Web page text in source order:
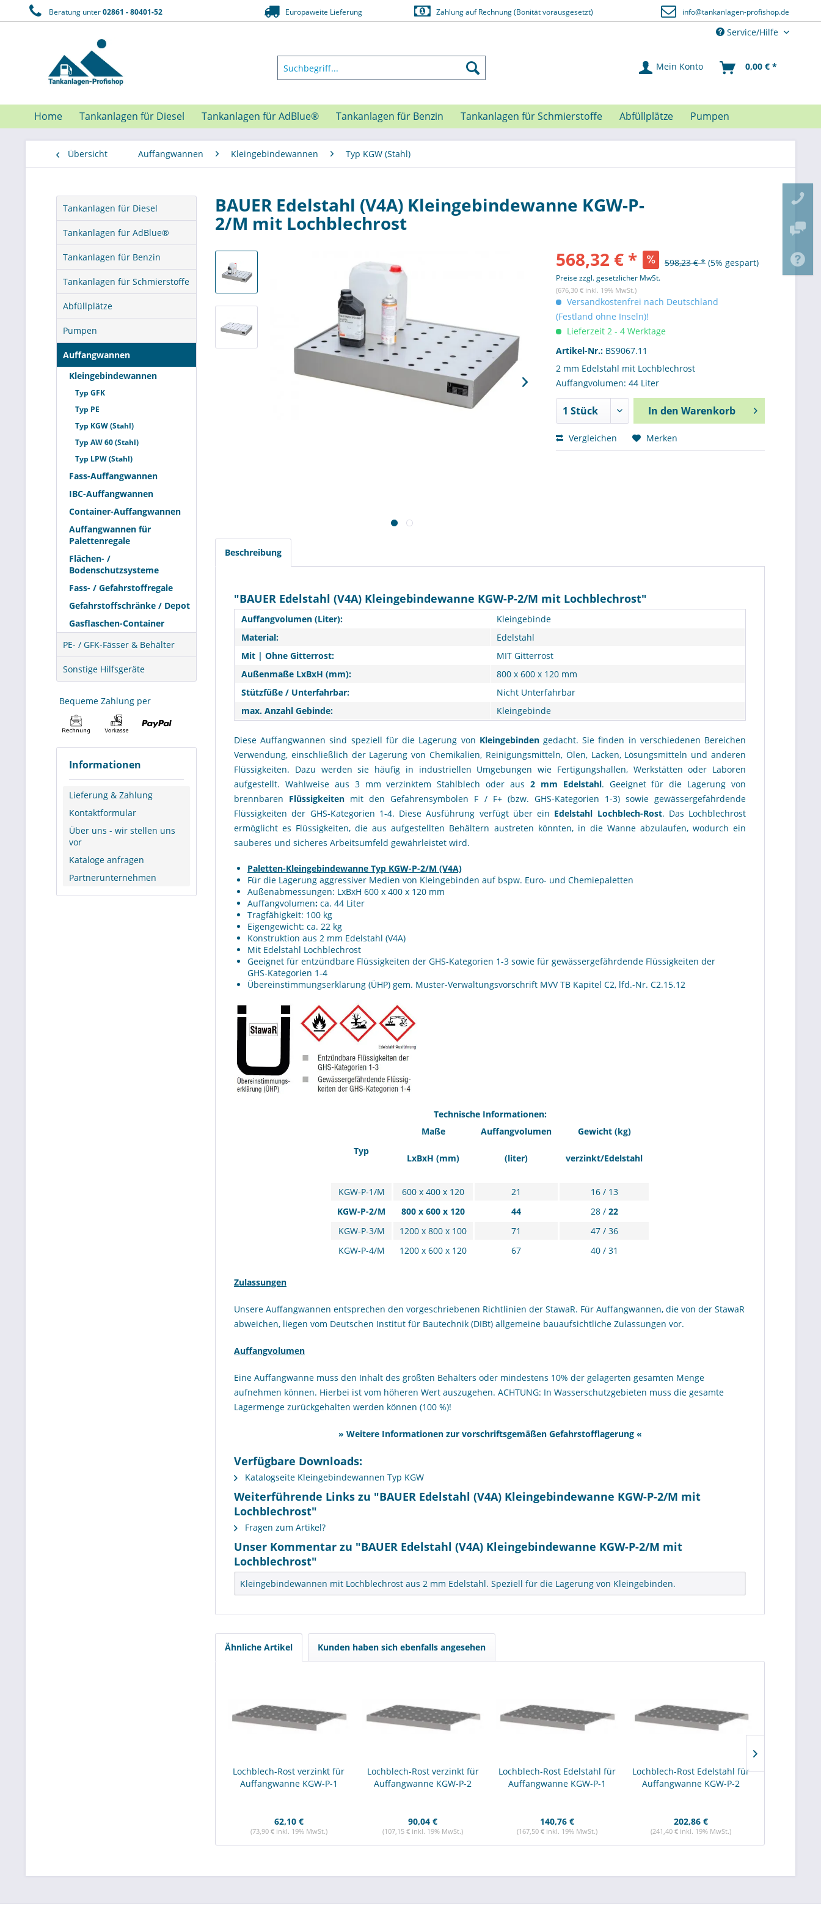
Beratung unter02861 - 80401-52 Europaweite Lieferung Zahlung auf Rechnung (Bonität vorausgesetzt) info@tankanlagen-profishop.de
Service/Hilfe
Mein Konto 0,00 € *
Home Tankanlagen für Diesel Tankanlagen für AdBlue® Tankanlagen für Benzin Tankanlagen für Schmierstoffe Abfüllplätze Pumpen
Übersicht Auffangwannen Kleingebindewannen Typ KGW (Stahl)
Tankanlagen für Diesel
Tankanlagen für AdBlue®
Tankanlagen für Benzin
Tankanlagen für Schmierstoffe
Abfüllplätze
Pumpen
Auffangwannen
Kleingebindewannen
Typ GFK
Typ PE
Typ KGW (Stahl)
Typ AW 60 (Stahl)
Typ LPW (Stahl)
Fass-Auffangwannen
IBC-Auffangwannen
Container-Auffangwannen
Auffangwannen für
Palettenregale
Flächen- /
Bodenschutzsysteme
Fass- / Gefahrstoffregale
Gefahrstoffschränke / Depot
Gasflaschen-Container
PE- / GFK-Fässer & Behälter
Sonstige Hilfsgeräte
Bequeme Zahlung per
Informationen
Lieferung & Zahlung
Kontaktformular
Über uns - wir stellen uns
vor
Kataloge anfragen
Partnerunternehmen
BAUER Edelstahl (V4A) Kleingebindewanne KGW-P-
2/M mit Lochblechrost
568,32 € *
598,23 € * (5% gespart)
Preise zzgl. gesetzlicher MwSt.
(676,30 € inkl. 19% MwSt.)
Versandkostenfrei nach Deutschland
(Festland ohne Inseln)!
Lieferzeit 2 - 4 Werktage
Artikel-Nr.: BS9067.11
2 mm Edelstahl mit Lochblechrost
Auffangvolumen: 44 Liter
In den Warenkorb
Vergleichen Merken
Beschreibung
"BAUER Edelstahl (V4A) Kleingebindewanne KGW-P-2/M mit Lochblechrost"
Auffangvolumen (Liter):
Kleingebinde
Material:
Edelstahl
Mit | Ohne Gitterrost:
MIT Gitterrost
Außenmaße LxBxH (mm):
800 x 600 x 120 mm
Stützfüße / Unterfahrbar:
Nicht Unterfahrbar
max. Anzahl Gebinde:
Kleingebinde
Diese Auffangwannen sind speziell für die Lagerung von Kleingebinden gedacht. Sie finden in verschiedenen Bereichen
Verwendung, einschließlich der Lagerung von Chemikalien, Reinigungsmitteln, Ölen, Lacken, Lösungsmitteln und anderen
Flüssigkeiten. Dazu werden sie häufig in industriellen Umgebungen wie Fertigungshallen, Werkstätten oder Laboren
aufgestellt. Wahlweise aus 3 mm verzinktem Stahlblech oder aus 2 mm Edelstahl. Geeignet für die Lagerung von
brennbaren Flüssigkeiten mit den Gefahrensymbolen F / F+(bzw. GHS-Kategorien 1-3) sowie gewässergefährdende
Flüssigkeiten der GHS-Kategorien 1-4. Diese Ausführung verfügt über ein Edelstahl Lochblech-Rost. Das Lochblechrost
ermöglicht es Flüssigkeiten, die aus aufgestellten Behältern austreten könnten, in die Wanne abzulaufen, wodurch ein
sauberes und sicheres Arbeitsumfeld gewährleistet wird.
Paletten-Kleingebindewanne Typ KGW-P-2/M (V4A)
Für die Lagerung aggressiver Medien von Kleingebinden auf bspw. Euro- und Chemiepaletten
Außenabmessungen: LxBxH 600 x 400 x 120 mm
Auffangvolumen: ca. 44 Liter
Tragfähigkeit: 100 kg
Eigengewicht: ca. 22 kg
Konstruktion aus 2 mm Edelstahl (V4A)
Mit Edelstahl Lochblechrost
Geeignet für entzündbare Flüssigkeiten der GHS-Kategorien 1-3 sowie für gewässergefährdende Flüssigkeiten der
GHS-Kategorien 1-4
Übereinstimmungserklärung (ÜHP) gem. Muster-Verwaltungsvorschrift MVV TB Kapitel C2, lfd.-Nr. C2.15.12
Technische Informationen:
Typ
Maße
LxBxH (mm)
Auffangvolumen
(liter)
Gewicht (kg)
verzinkt/Edelstahl
KGW-P-1/M 600 x 400 x 120 21
16 / 13
KGW-P-2/M
800 x 600 x 120 44 28 / 22
KGW-P-3/M
1200 x 800 x 100 71
47 / 36
KGW-P-4/M
1200 x 600 x 120 67 40 / 31
Zulassungen
Unsere Auffangwannen entsprechen den vorgeschriebenen Richtlinien der StawaR. Für Auffangwannen, die von der StawaR
abweichen, liegen vom Deutschen Institut für Bautechnik (DIBt) allgemeine bauaufsichtliche Zulassungen vor.
Auffangvolumen
Eine Auffangwanne muss den Inhalt des größten Behälters oder mindestens 10% der gelagerten gesamten Menge
aufnehmen können. Hierbei ist vom höheren Wert auszugehen. ACHTUNG: In Wasserschutzgebieten muss die gesamte
Lagermenge zurückgehalten werden können (100 %)!
» Weitere Informationen zur vorschriftsgemäßen Gefahrstofflagerung«
Verfügbare Downloads:
Katalogseite Kleingebindewannen Typ KGW
Weiterführende Links zu "BAUER Edelstahl (V4A) Kleingebindewanne KGW-P-2/M mit
Lochblechrost"
Fragen zum Artikel?
Unser Kommentar zu "BAUER Edelstahl (V4A) Kleingebindewanne KGW-P-2/M mit
Lochblechrost"
Kleingebindewannen mit Lochblechrost aus 2 mm Edelstahl. Speziell für die Lagerung von Kleingebinden.
Ähnliche Artikel Kunden haben sich ebenfalls angesehen
Lochblech-Rost verzinkt für
Auffangwanne KGW-P-1
62,10 €
(73,90 € inkl. 19% MwSt.)
Lochblech-Rost verzinkt für
Auffangwanne KGW-P-2
90,04 €
(107,15 € inkl. 19% MwSt.)
Lochblech-Rost Edelstahl für
Auffangwanne KGW-P-1
140,76 €
(167,50 € inkl. 19% MwSt.)
Lochblech-Rost Edelstahl für
Auffangwanne KGW-P-2
202,86 €
(241,40 € inkl. 19% MwSt.)